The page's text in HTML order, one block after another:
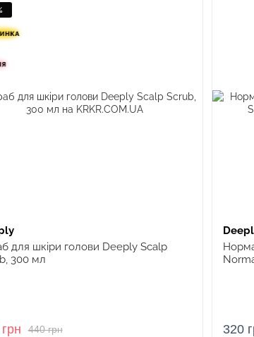
зберегти благородний холодний
особливим вибором для щоденної рутини:
потужну загоювальну та відновлювальну силу.
шкірі дихати, що є основою для
для шкіри голови Deeply Scalp
300 мл
440 грн 320